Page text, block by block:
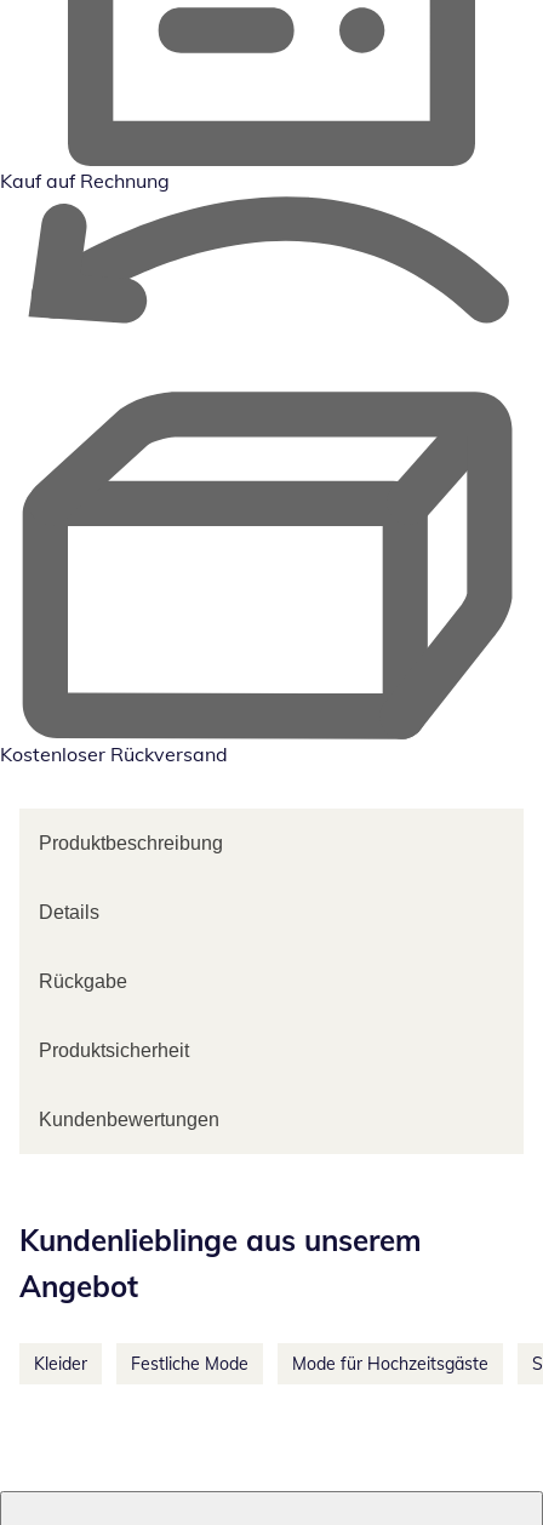
Kauf auf Rechnung
Kostenloser Rückversand
Produktbeschreibung
Details
Rückgabe
Produktsicherheit
Kundenbewertungen
Kundenlieblinge aus unserem
Angebot
Kleider Festliche Mode Mode für Hochzeitsgäste